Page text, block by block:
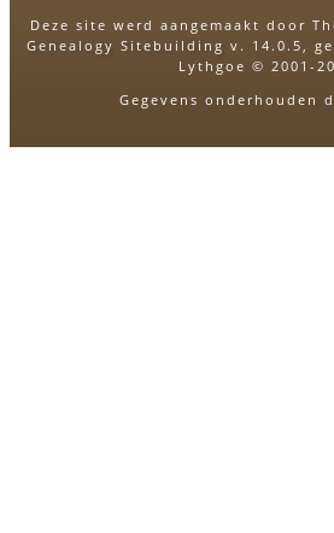
Deze site werd aangemaakt door
Genealogy Sitebuilding v. 14.0.5,
Lythgoe © 2001-
Gegevens onderhouden